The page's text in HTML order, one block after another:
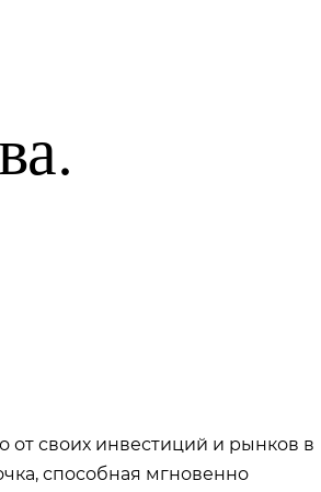
от своих инвестиций и рынков в
способная мгновенно